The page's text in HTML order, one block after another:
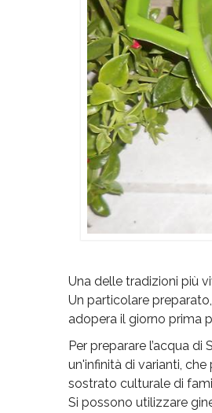
Una delle tradizioni più
Un particolare
adopera il giorno prima
Per preparare l’acqua
un'infinità di varianti,
sostrato culturale di
Si possono utilizzare